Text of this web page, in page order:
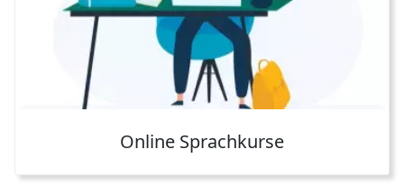
Online Sprachkurse